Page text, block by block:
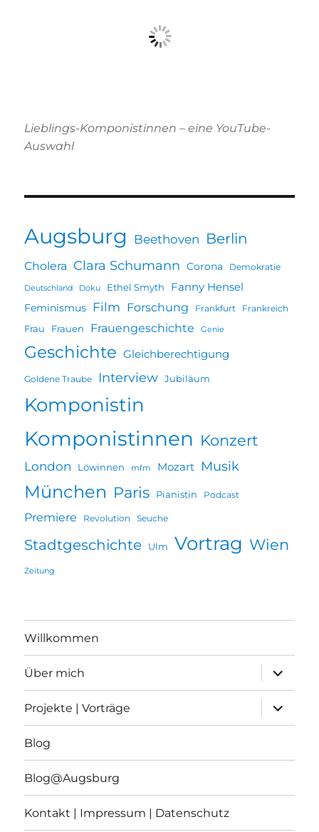
Lieblings-Komponistinnen – eine YouTube-
Auswahl
Augsburg Beethoven Berlin
Cholera Clara Schumann Corona Demokratie
Deutschland Doku Ethel Smyth Fanny Hensel
Feminismus Film Forschung Frankfurt Frankreich
Frau Frauen Frauengeschichte Genie
Geschichte Gleichberechtigung
Goldene Traube Interview Jubiläum
Komponistin
Komponistinnen Konzert
London Löwinnen mfm Mozart Musik
München Paris Pianistin Podcast
Premiere Revolution Seuche
Stadtgeschichte Ulm Vortrag Wien
Zeitung
Willkommen
Über mich
öffnen
Projekte | Vorträge
öffnen
Blog
Blog@Augsburg
Kontakt | Impressum | Datenschutz